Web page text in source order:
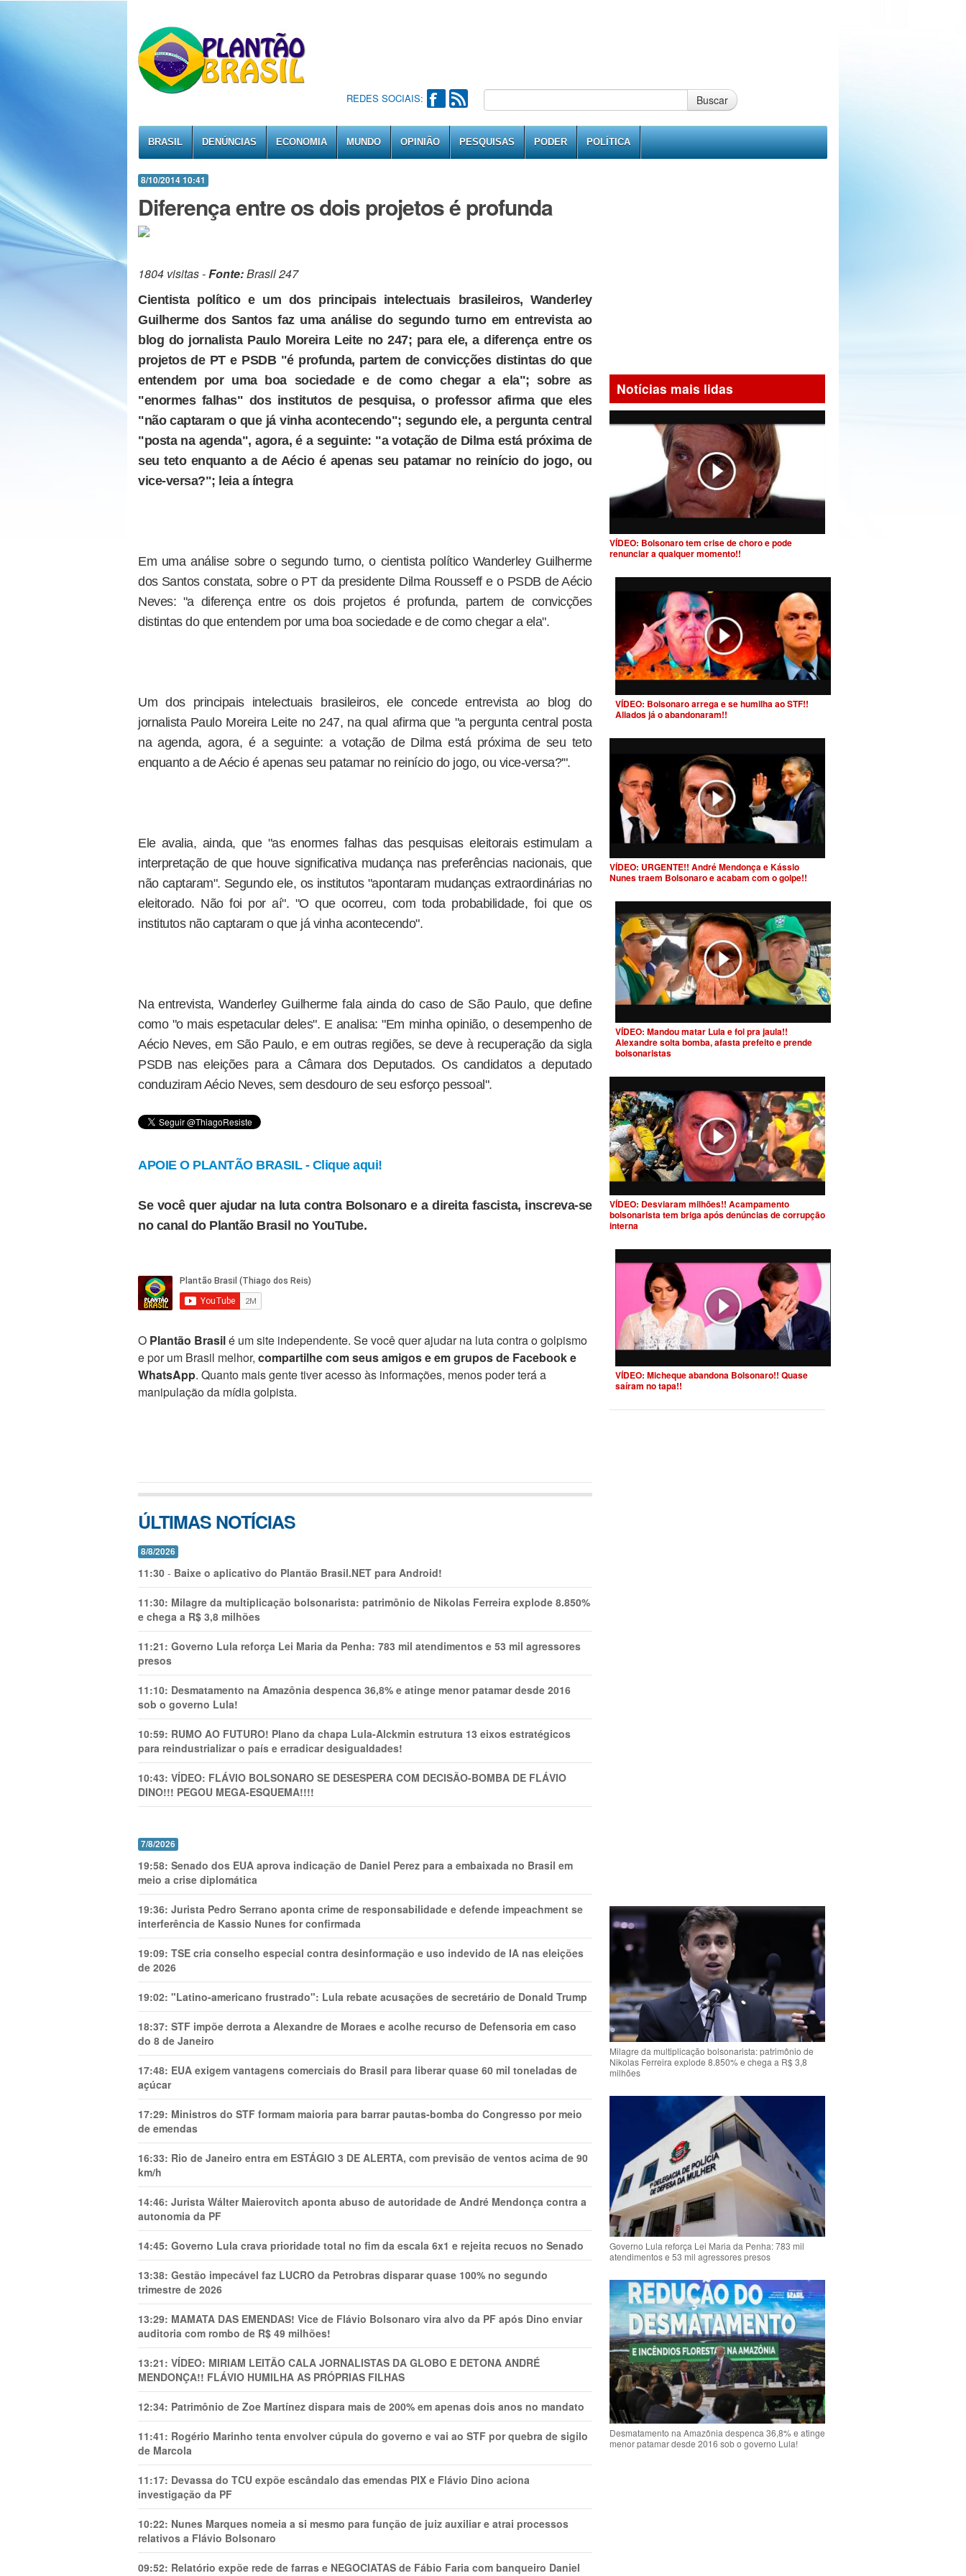
REDES SOCIAIS: Buscar
BRASIL DENÚNCIAS ECONOMIA MUNDO OPINIÃO PESQUISAS PODER POLÍTICA
8/10/2014 10:41
Diferença entre os dois projetos é profunda
1804 visitas -Fonte:Brasil 247
Cientista político e um dos principais intelectuais brasileiros, Wanderley
Guilherme dos Santos faz uma análise do segundo turno em entrevista ao
blog do jornalista Paulo Moreira Leite no 247; para ele, a diferença entre os
projetos de PT e PSDB "é profunda, partem de convicções distintas do que
entendem por uma boa sociedade e de como chegar a ela"; sobre as
"enormes falhas" dos institutos de pesquisa, o professor afirma que eles
"não captaram o que já vinha acontecendo"; segundo ele, a pergunta central
"posta na agenda", agora, é a seguinte: "a votação de Dilma está próxima de
seu teto enquanto a de Aécio é apenas seu patamar no reinício do jogo, ou
vice-versa?"; leia a íntegra
Em uma análise sobre o segundo turno, o cientista político Wanderley Guilherme
dos Santos constata, sobre o PT da presidente Dilma Rousseff e o PSDB de Aécio
Neves: "a diferença entre os dois projetos é profunda, partem de convicções
distintas do que entendem por uma boa sociedade e de como chegar a ela".
Um dos principais intelectuais brasileiros, ele concede entrevista ao blog do
jornalista Paulo Moreira Leite no 247, na qual afirma que "a pergunta central posta
na agenda, agora, é a seguinte: a votação de Dilma está próxima de seu teto
enquanto a de Aécio é apenas seu patamar no reinício do jogo, ou vice-versa?'".
Ele avalia, ainda, que "as enormes falhas das pesquisas eleitorais estimulam a
interpretação de que houve significativa mudança nas preferências nacionais, que
não captaram". Segundo ele, os institutos "apontaram mudanças extraordinárias no
eleitorado. Não foi por aí". "O que ocorreu, com toda probabilidade, foi que os
institutos não captaram o que já vinha acontecendo".
Na entrevista, Wanderley Guilherme fala ainda do caso de São Paulo, que define
como "o mais espetacular deles". E analisa: "Em minha opinião, o desempenho de
Aécio Neves, em São Paulo, e em outras regiões, se deve à recuperação da sigla
PSDB nas eleições para a Câmara dos Deputados. Os candidatos a deputado
conduziram Aécio Neves, sem desdouro de seu esforço pessoal".
APOIE O PLANTÃO BRASIL - Clique aqui!
Se você quer ajudar na luta contra Bolsonaro e a direita fascista, inscreva-se
no canal do Plantão Brasil no YouTube.
O Plantão Brasilé um site independente. Se você quer ajudar na luta contra o golpismo
e por um Brasil melhor, compartilhe com seus amigos e em grupos de Facebook e
WhatsApp. Quanto mais gente tiver acesso às informações, menos poder terá a
manipulação da mídia golpista.
ÚLTIMAS NOTÍCIAS
8/8/2026
11:30 - Baixe o aplicativo do Plantão Brasil.NET para Android!
11:30: Milagre da multiplicação bolsonarista: patrimônio de Nikolas Ferreira explode 8.850%
e chega a R$ 3,8 milhões
11:21: Governo Lula reforça Lei Maria da Penha: 783 mil atendimentos e 53 mil agressores
presos
11:10: Desmatamento na Amazônia despenca 36,8% e atinge menor patamar desde 2016
sob o governo Lula!
10:59: RUMO AO FUTURO! Plano da chapa Lula-Alckmin estrutura 13 eixos estratégicos
para reindustrializar o país e erradicar desigualdades!
10:43: VÍDEO: FLÁVIO BOLSONARO SE DESESPERA COM DECISÃO-BOMBA DE FLÁVIO
DINO!!! PEGOU MEGA-ESQUEMA!!!!
7/8/2026
19:58: Senado dos EUA aprova indicação de Daniel Perez para a embaixada no Brasil em
meio a crise diplomática
19:36: Jurista Pedro Serrano aponta crime de responsabilidade e defende impeachment se
interferência de Kassio Nunes for confirmada
19:09: TSE cria conselho especial contra desinformação e uso indevido de IA nas eleições
de 2026
19:02: "Latino-americano frustrado": Lula rebate acusações de secretário de Donald Trump
18:37: STF impõe derrota a Alexandre de Moraes e acolhe recurso de Defensoria em caso
do 8 de Janeiro
17:48: EUA exigem vantagens comerciais do Brasil para liberar quase 60 mil toneladas de
açúcar
17:29: Ministros do STF formam maioria para barrar pautas-bomba do Congresso por meio
de emendas
16:33: Rio de Janeiro entra em ESTÁGIO 3 DE ALERTA, com previsão de ventos acima de 90
km/h
14:46: Jurista Wálter Maierovitch aponta abuso de autoridade de André Mendonça contra a
autonomia da PF
14:45: Governo Lula crava prioridade total no fim da escala 6x1 e rejeita recuos no Senado
13:38: Gestão impecável faz LUCRO da Petrobras disparar quase 100% no segundo
trimestre de 2026
13:29: MAMATA DAS EMENDAS! Vice de Flávio Bolsonaro vira alvo da PF após Dino enviar
auditoria com rombo de R$ 49 milhões!
13:21: VÍDEO: MIRIAM LEITÃO CALA JORNALISTAS DA GLOBO E DETONA ANDRÉ
MENDONÇA!! FLÁVIO HUMILHA AS PRÓPRIAS FILHAS
12:34: Patrimônio de Zoe Martínez dispara mais de 200% em apenas dois anos no mandato
11:41: Rogério Marinho tenta envolver cúpula do governo e vai ao STF por quebra de sigilo
de Marcola
11:17: Devassa do TCU expõe escândalo das emendas PIX e Flávio Dino aciona
investigação da PF
10:22: Nunes Marques nomeia a si mesmo para função de juiz auxiliar e atrai processos
relativos a Flávio Bolsonaro
09:52: Relatório expõe rede de farras e NEGOCIATAS de Fábio Faria com banqueiro Daniel
Notícias mais lidas
VÍDEO: Bolsonaro tem crise de choro e pode
renunciar a qualquer momento!!
VÍDEO: Bolsonaro arrega e se humilha ao STF!!
Aliados já o abandonaram!!
VÍDEO: URGENTE!! André Mendonça e Kássio
Nunes traem Bolsonaro e acabam com o golpe!!
VÍDEO: Mandou matar Lula e foi pra jaula!!
Alexandre solta bomba, afasta prefeito e prende
bolsonaristas
VÍDEO: Desviaram milhões!! Acampamento
bolsonarista tem briga após denúncias de corrupção
interna
VÍDEO: Micheque abandona Bolsonaro!! Quase
saíram no tapa!!
Milagre da multiplicação bolsonarista: patrimônio de
Nikolas Ferreira explode 8.850% e chega a R$ 3,8
milhões
Governo Lula reforça Lei Maria da Penha: 783 mil
atendimentos e 53 mil agressores presos
Desmatamento na Amazônia despenca 36,8% e atinge
menor patamar desde 2016 sob o governo Lula!